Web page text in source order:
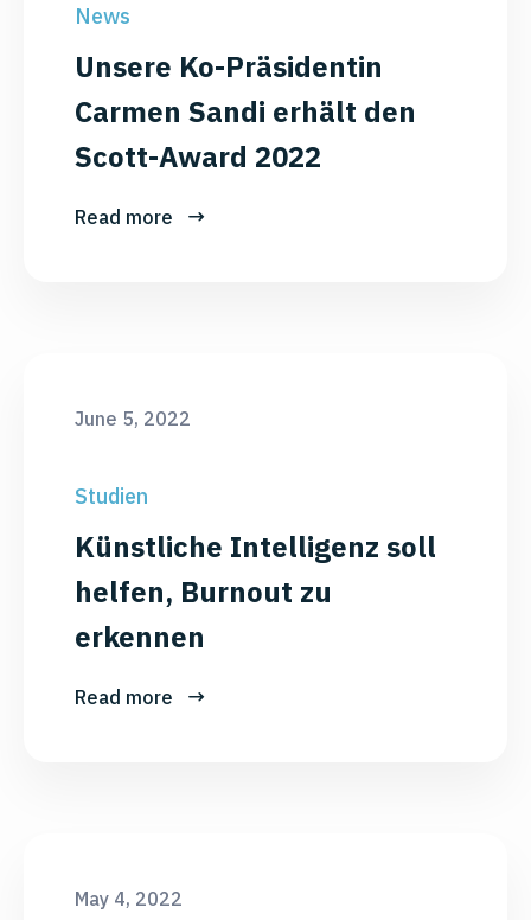
News
Unsere Ko-Präsidentin
Carmen Sandi erhält den
Scott-Award 2022
Read more
June 5, 2022
Studien
Künstliche Intelligenz soll
helfen, Burnout zu
erkennen
Read more
May 4, 2022